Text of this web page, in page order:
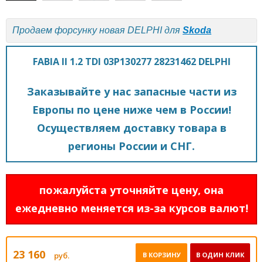
Продаем форсунку новая DELPHI для Skoda
FABIA II 1.2 TDI 03P130277 28231462 DELPHI
Заказывайте у нас запасные части из
Европы по цене ниже чем в России!
Осуществляем доставку товара в
регионы России и СНГ.
пожалуйста уточняйте цену, она
ежедневно меняется из-за курсов валют!
23 160 руб. В ОДИН КЛИК
В КОРЗИНУ